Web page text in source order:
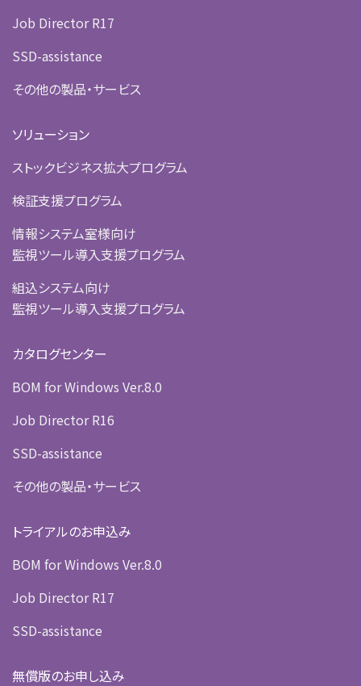
Job Director R17
SSD-assistance
その他の製品・サービス
ソリューション
ストックビジネス拡大プログラム
検証支援プログラム
情報システム室様向け
監視ツール導入支援プログラム
組込システム向け
監視ツール導入支援プログラム
カタログセンター
BOM for Windows Ver.8.0
Job Director R16
SSD-assistance
その他の製品・サービス
トライアルのお申込み
BOM for Windows Ver.8.0
Job Director R17
SSD-assistance
無償版のお申し込み